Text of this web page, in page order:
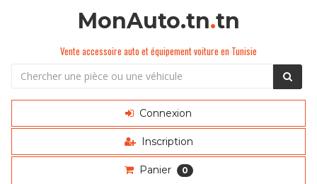
MonAuto.tn.tn
Vente accessoire auto et équipement voiture en Tunisie
Connexion
Inscription
Panier 0